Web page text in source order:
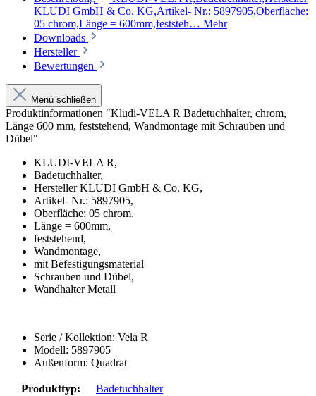
KLUDI GmbH & Co. KG,Artikel- Nr.: 5897905,Oberfläche:
05 chrom,Länge = 600mm,feststeh… Mehr
Downloads
Hersteller
Bewertungen
Menü schließen
Produktinformationen "Kludi-VELA R Badetuchhalter, chrom,
Länge 600 mm, feststehend, Wandmontage mit Schrauben und
Dübel"
KLUDI-VELA R,
Badetuchhalter,
Hersteller KLUDI GmbH & Co. KG,
Artikel- Nr.: 5897905,
Oberfläche: 05 chrom,
Länge = 600mm,
feststehend,
Wandmontage,
mit Befestigungsmaterial
Schrauben und Dübel,
Wandhalter Metall
Serie / Kollektion: Vela R
Modell: 5897905
Außenform: Quadrat
Produkttyp:
Badetuchhalter